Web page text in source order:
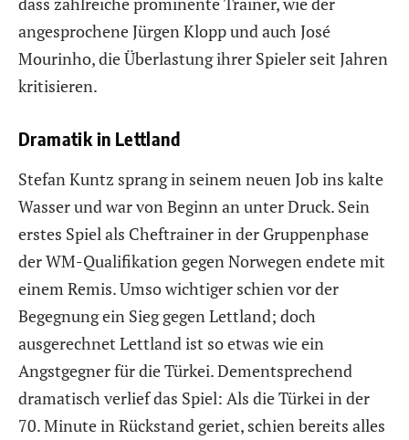
angesprochene Jürgen Klopp und auch José
Mourinho, die Überlastung ihrer Spieler seit Jahren
kritisieren.
Dramatik in Lettland
Stefan Kuntz sprang in seinem neuen Job ins kalte
Wasser und war von Beginn an unter Druck. Sein
erstes Spiel als Cheftrainer in der Gruppenphase
der WM-Qualifikation gegen Norwegen endete mit
einem Remis. Umso wichtiger schien vor der
Begegnung ein Sieg gegen Lettland; doch
ausgerechnet Lettland ist so etwas wie ein
Angstgegner für die Türkei. Dementsprechend
dramatisch verlief das Spiel: Als die Türkei in der
70. Minute in Rückstand geriet, schien bereits alles